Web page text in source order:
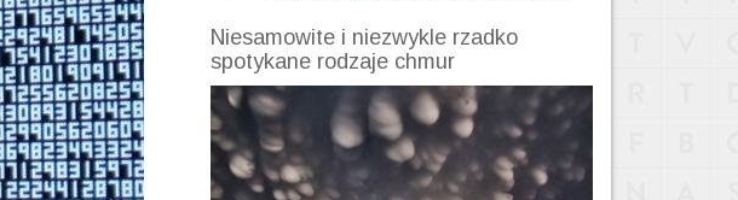
Niesamowite i niezwykle rzadko
spotykane rodzaje chmur